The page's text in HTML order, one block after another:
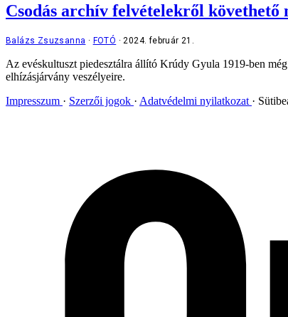
Csodás archív felvételekről követhető
Balázs Zsuzsanna FOTÓ 2024. február 21.
Az evéskultuszt piedesztálra állító Krúdy Gyula 1919-ben
elhízásjárvány veszélyeire.
Impresszum
Szerzői jogok Adatvédelmi nyilatkozat